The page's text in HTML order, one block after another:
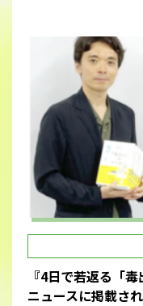
『4日で若返る「
ニュースに掲載さ